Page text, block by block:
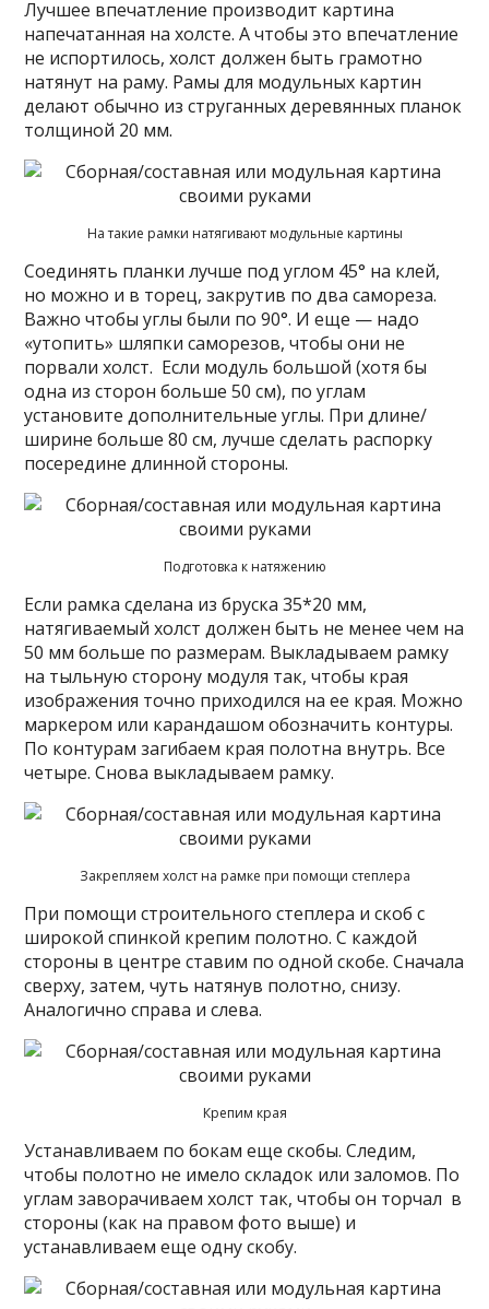
Лучшее впечатление производит картина
напечатанная на холсте. А чтобы это впечатление
не испортилось, холст должен быть грамотно
натянут на раму. Рамы для модульных картин
делают обычно из струганных деревянных планок
толщиной 20 мм.
На такие рамки натягивают модульные картины
Соединять планки лучше под углом 45° на клей,
но можно и в торец, закрутив по два самореза.
Важно чтобы углы были по 90°. И еще — надо
«утопить» шляпки саморезов, чтобы они не
порвали холст. Если модуль большой (хотя бы
одна из сторон больше 50 см), по углам
установите дополнительные углы. При длине/
ширине больше 80 см, лучше сделать распорку
посередине длинной стороны.
Подготовка к натяжению
Если рамка сделана из бруска 35*20 мм,
натягиваемый холст должен быть не менее чем на
50 мм больше по размерам. Выкладываем рамку
на тыльную сторону модуля так, чтобы края
изображения точно приходился на ее края. Можно
маркером или карандашом обозначить контуры.
По контурам загибаем края полотна внутрь. Все
четыре. Снова выкладываем рамку.
Закрепляем холст на рамке при помощи степлера
При помощи строительного степлера и скоб с
широкой спинкой крепим полотно. С каждой
стороны в центре ставим по одной скобе. Сначала
сверху, затем, чуть натянув полотно, снизу.
Аналогично справа и слева.
Крепим края
Устанавливаем по бокам еще скобы. Следим,
чтобы полотно не имело складок или заломов. По
углам заворачиваем холст так, чтобы он торчал в
стороны (как на правом фото выше) и
устанавливаем еще одну скобу.